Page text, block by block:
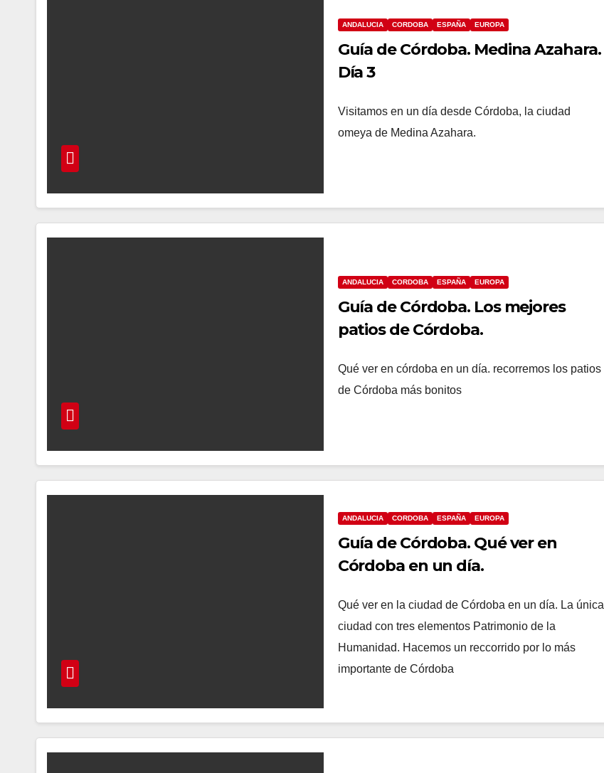
ANDALUCIA CORDOBA ESPAÑA EUROPA
Guía de Córdoba. Medina Azahara.
Día 3
Visitamos en un día desde Córdoba, la ciudad
omeya de Medina Azahara.
ANDALUCIA CORDOBA ESPAÑA EUROPA
Guía de Córdoba. Los mejores
patios de Córdoba.
Qué ver en córdoba en un día. recorremos los patios
de Córdoba más bonitos
ANDALUCIA CORDOBA ESPAÑA EUROPA
Guía de Córdoba. Qué ver en
Córdoba en un día.
Qué ver en la ciudad de Córdoba en un día. La única
ciudad con tres elementos Patrimonio de la
Humanidad. Hacemos un reccorrido por lo más
importante de Córdoba